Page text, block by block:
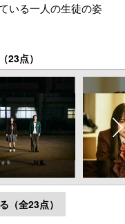
いる一人の生徒の姿
23点）
（全23点）